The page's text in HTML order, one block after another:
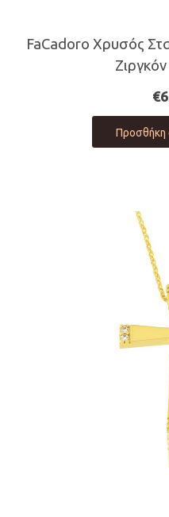
FaCadoro Χρυσός
€
Προσθήκη